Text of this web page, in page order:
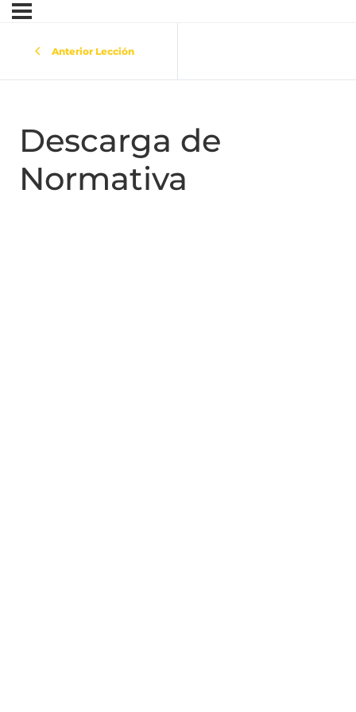
Anterior Lección
Descarga de
Normativa